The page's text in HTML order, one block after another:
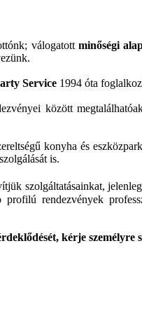
válogatott minőségi
Service 1994 óta
között
konyha és
is.
szolgáltatásainkat,
profilú rendezvények
kérje